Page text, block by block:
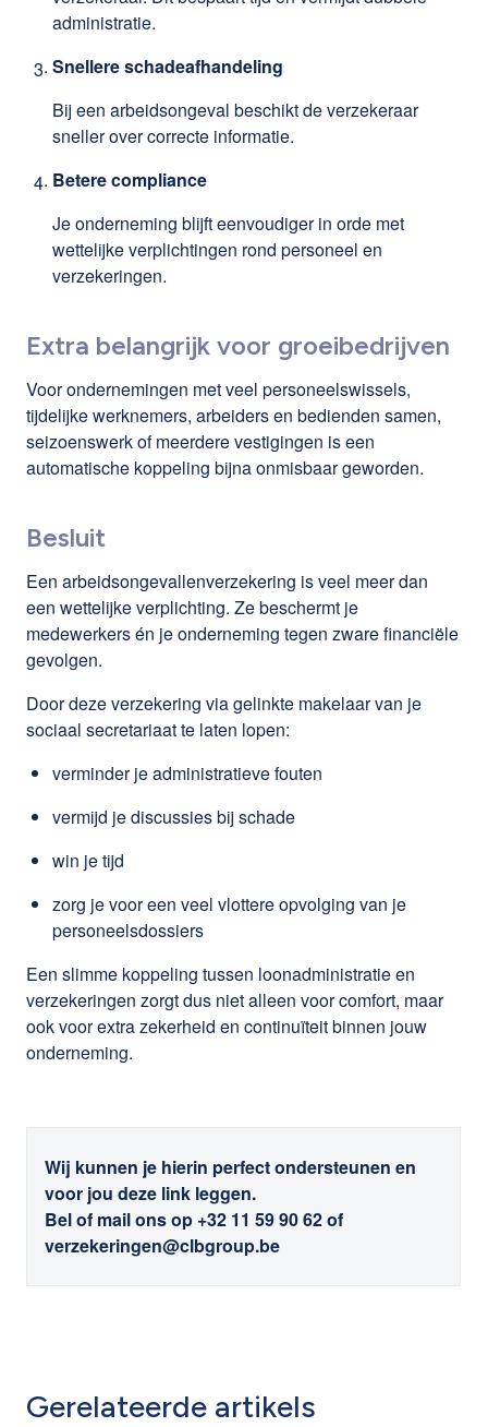
administratie.
Snellere schadeafhandeling
Bij een arbeidsongeval beschikt de verzekeraar
sneller over correcte informatie.
Betere compliance
Je onderneming blijft eenvoudiger in orde met
wettelijke verplichtingen rond personeel en
verzekeringen.
Extra belangrijk voor groeibedrijven
Voor ondernemingen met veel personeelswissels,
tijdelijke werknemers, arbeiders en bedienden samen,
seizoenswerk of meerdere vestigingen is een
automatische koppeling bijna onmisbaar geworden.
Besluit
Een arbeidsongevallenverzekering is veel meer dan
een wettelijke verplichting. Ze beschermt je
medewerkers én je onderneming tegen zware financiële
gevolgen.
Door deze verzekering via gelinkte makelaar van je
sociaal secretariaat te laten lopen:
verminder je administratieve fouten
vermijd je discussies bij schade
win je tijd
zorg je voor een veel vlottere opvolging van je
personeelsdossiers
Een slimme koppeling tussen loonadministratie en
verzekeringen zorgt dus niet alleen voor comfort, maar
ook voor extra zekerheid en continuïteit binnen jouw
onderneming.
Wij kunnen je hierin perfect ondersteunen en
voor jou deze link leggen.
Bel of mail ons op +32 11 59 90 62 of
verzekeringen@clbgroup.be
Gerelateerde artikels